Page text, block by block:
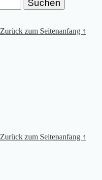
Zurück zum Seitenanfang ↑
Zurück zum Seitenanfang ↑